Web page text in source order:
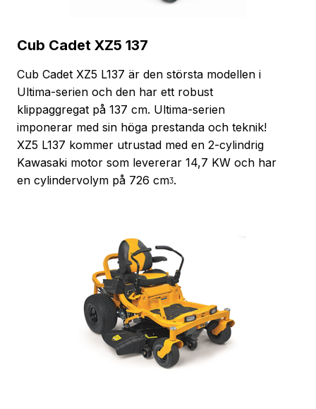
Cub Cadet XZ5 137
Cub Cadet XZ5 L137 är den största modellen i
Ultima-serien och den har ett robust
klippaggregat på 137 cm. Ultima-serien
imponerar med sin höga prestanda och teknik!
XZ5 L137 kommer utrustad med en 2-cylindrig
Kawasaki motor som levererar 14,7 KW och har
en cylindervolym på 726 cmᶾ.